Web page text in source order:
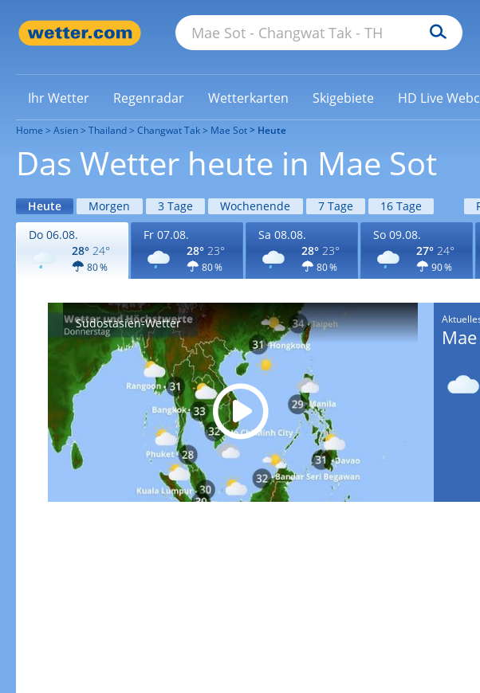
Ihr Wetter Regenradar Wetterkarten Skigebiete HD Live
Home Asien Thailand Changwat Tak Mae Sot Heute
Das Wetter heute in Mae Sot
Heute Morgen 3 Tage Wochenende 7 Tage 16 Tage
Do 06.08.
28° 24°
80 %
Fr 07.08.
28° 23°
80 %
Sa 08.08.
28° 23°
80 %
So 09.08.
27° 24°
90 %
Südostasien-Wetter